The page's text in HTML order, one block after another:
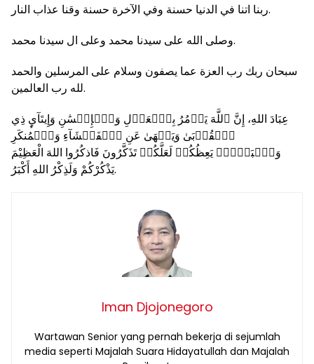
ربنا اتنا في الدنيا حسنة وفي الآخرة حسنة وقنا عذاب النار.
وصلى الله على سيدنا محمد وعلى ال سيدنا محمد.
سبحان ربك رب العزة عما يصفون وسلام على المرسلين والحمد
لله رب العالمين.
عِبَادَ اللهِ، إِنَّ ٱللَّهَ يَأۡمُرُ بِٱلۡعَدۡلِ وَٱلۡإِحۡسَٰنِ وَإِيتَآيِٕ ذِي
ٱلۡقُرۡبَىٰ وَيَنۡهَىٰ عَنِ ٱلۡفَحۡشَآءِ وَٱلۡمُنكَرِ
وَٱلۡبَغۡيِۚ يَعِظُكُمۡ لَعَلَّكُمۡ تَذَكَّرُونَ فَاذكُرُوا اللهَ الْعَظِيْمَ
يَذْكُرْكُمْ وَلَذِكْرُ اللهِ أَكْبَرُ.
Iman Djojonegoro
Wartawan Senior yang pernah bekerja di sejumlah
media seperti Majalah Suara Hidayatullah dan Majalah